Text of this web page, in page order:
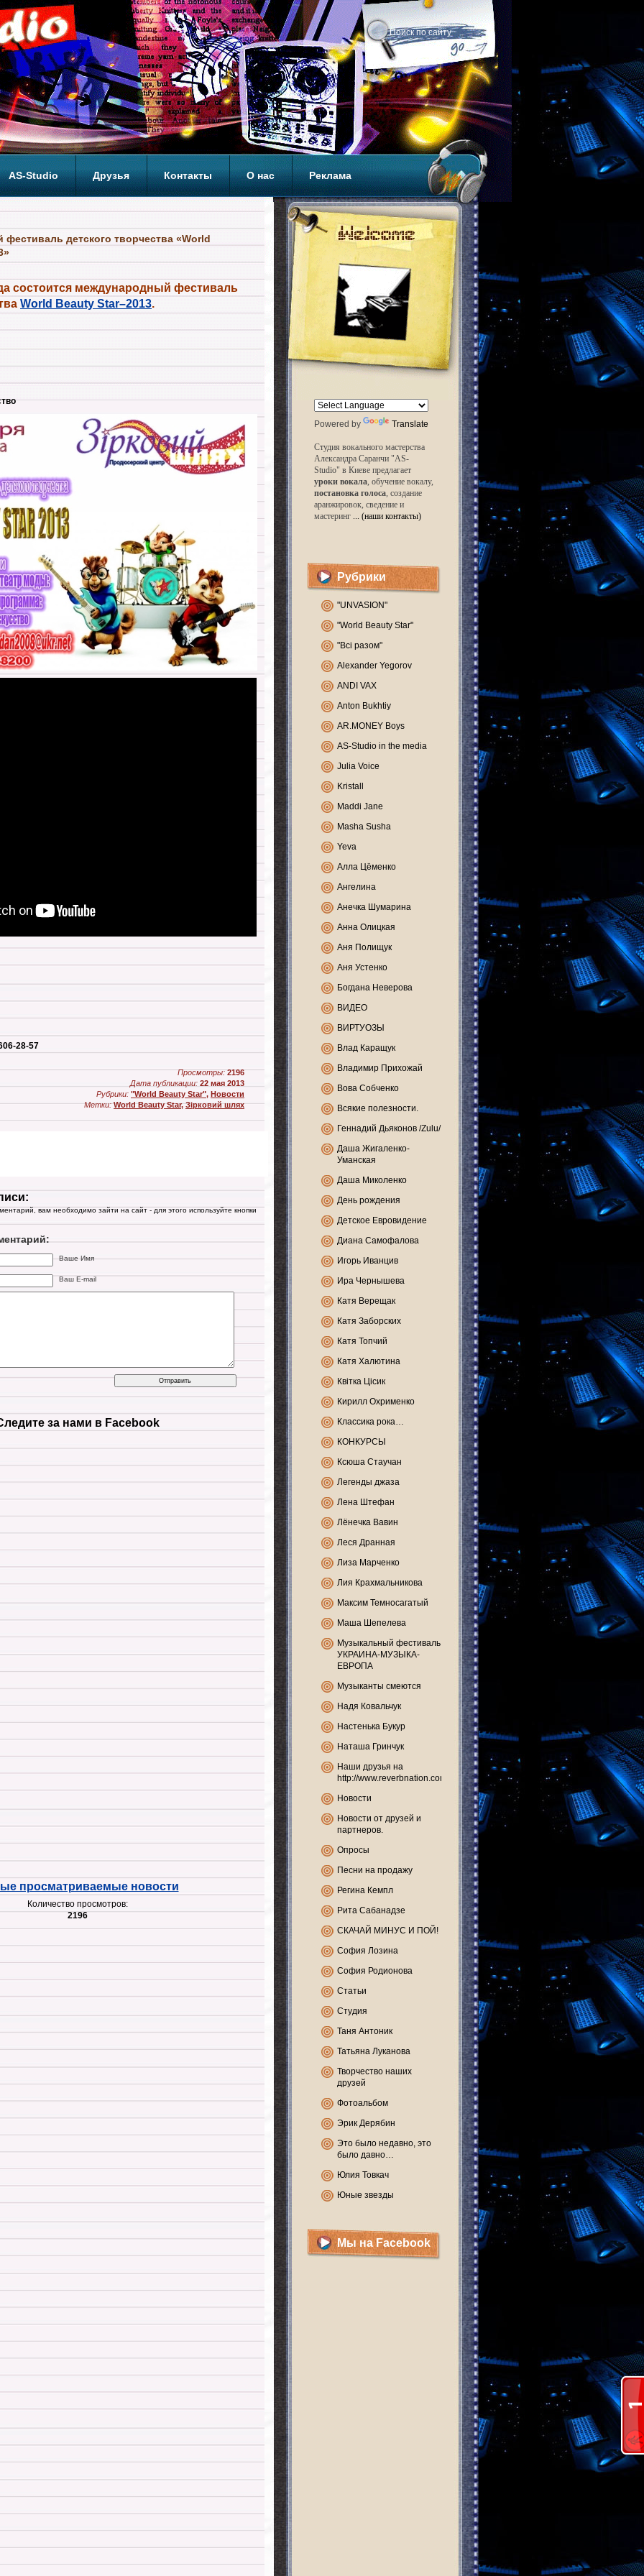
AS-Studio Друзья Контакты О нас Реклама
детского творчества «World
состоится международный фестиваль
World Beauty Star–2013.
28-57
Просмотры: 2196
Дата публикации: 22 мая 2013
Рубрики: "World Beauty Star", Новости
Метки: World Beauty Star,Зірковий шлях
вам необходимо зайти на сайт - для этого используйте кнопки
Ваше Имя
Ваш E-mail
за нами в Facebook
просматриваемые новости
Количество просмотров:
2196
Powered by Translate
Студия вокального мастерства
Александра Саранчи "AS-
Studio" в Киеве предлагает
уроки вокала, обучение вокалу,
постановка голоса, создание
аранжировок, сведение и
мастеринг ... (наши контакты)
Рубрики
"UNVASION"
"World Beauty Star"
"Всі разом"
Alexander Yegorov
ANDI VAX
Anton Bukhtiy
AR.MONEY Boys
AS-Studio in the media
Julia Voice
Kristall
Maddi Jane
Masha Susha
Yeva
Алла Цёменко
Ангелина
Анечка Шумарина
Анна Олицкая
Аня Полищук
Аня Устенко
Богдана Неверова
ВИДЕО
ВИРТУОЗЫ
Влад Каращук
Владимир Прихожай
Вова Собченко
Всякие полезности.
Геннадий Дьяконов /Zulu/
Даша Жигаленко-
Уманская
Даша Миколенко
День рождения
Детское Евровидение
Диана Самофалова
Игорь Иванцив
Ира Чернышева
Катя Верещак
Катя Заборских
Катя Топчий
Катя Халютина
Квітка Цісик
Кирилл Охрименко
Классика рока…
КОНКУРСЫ
Ксюша Стаучан
Легенды джаза
Лена Штефан
Лёнечка Вавин
Леся Дранная
Лиза Марченко
Лия Крахмальникова
Максим Темносагатый
Маша Шепелева
Музыкальный фестиваль
УКРАИНА-МУЗЫКА-
ЕВРОПА
Музыканты смеются
Надя Ковальчук
Настенька Букур
Наташа Гринчук
Наши друзья на
http://www.reverbnation.com
Новости
Новости от друзей и
партнеров.
Опросы
Песни на продажу
Регина Кемпл
Рита Сабанадзе
СКАЧАЙ МИНУС И ПОЙ!
София Лозина
София Родионова
Статьи
Студия
Таня Антоник
Татьяна Луканова
Творчество наших
друзей
Фотоальбом
Эрик Дерябин
Это было недавно, это
было давно…
Юлия Товкач
Юные звезды
Мы на Facebook